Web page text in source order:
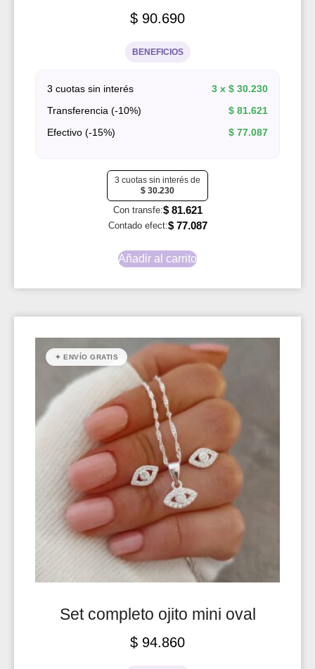
$ 90.690
BENEFICIOS
3 cuotas sin interés 3 x $ 30.230
Transferencia (-10%)
$ 81.621
Efectivo (-15%)
$ 77.087
3 cuotas sin interés de
$ 30.230
Con transfe:$81.621
Contado efect:$77.087
Añadir al carrito
✦ ENVÍO GRATIS
Set completo ojito mini oval
$ 94.860